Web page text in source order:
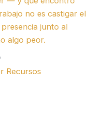
Recursos